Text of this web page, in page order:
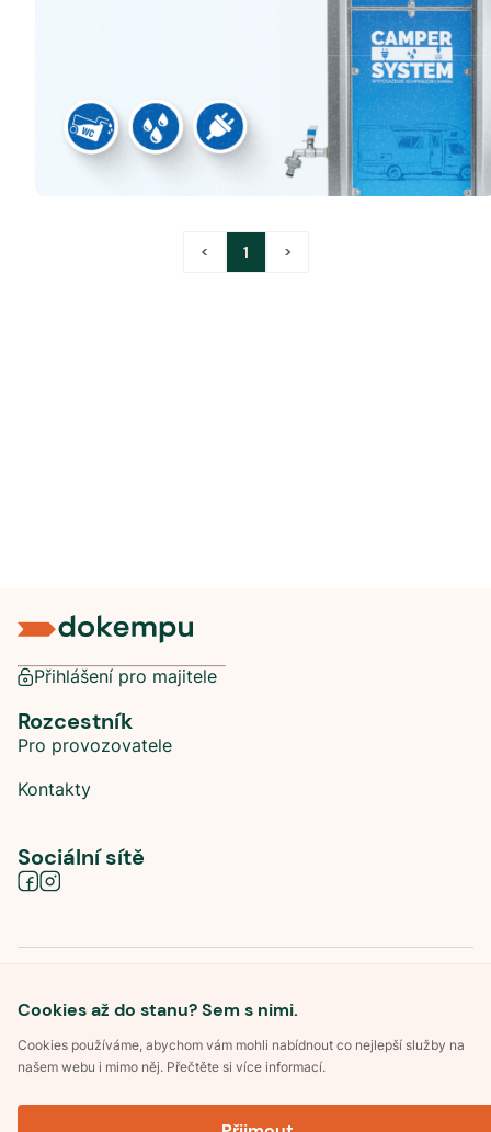
< 1 >
Cookies až do stanu? Sem s nimi.
Cookies používáme, abychom vám mohli nabídnout co nejlepší služby na
našem webu i mimo něj. Přečtěte si více informací.
Přihlášení pro majitele
Rozcestník
Pro provozovatele
Kontakty
Sociální sítě
Zpracování osobních údajů
Pravidla soutěže Kemp roku
Pravidla pro recenze
Optimalizace pro vyhledávání